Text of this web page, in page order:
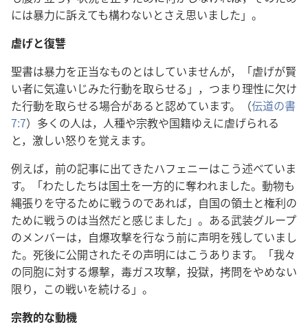
には暴力に訴えても構わないとさえ思いました」。
虐げと復讐
聖書は暴力を正当なものとはしていませんが，「虐げが賢
い者に気違いじみた行動を取らせる」，つまり理性に欠け
た行動を取らせる場合があると認めています。（伝道の書
7:7）多くの人は，人種や宗教や国籍ゆえに虐げられる
と，激しい怒りを覚えます。
例えば，前の記事に出てきたハフェニーはこう述べていま
す。「わたしたちは国土を一方的に奪われました。動物も
縄張りを守るために戦うのであれば，自国の領土と権利の
ために戦うのは当然だと感じました」。ある武装グループ
のメンバーは，自爆攻撃を行なう前に声明を残していまし
た。死後に公開されたその声明にはこうあります。「我々
の同胞に対する爆撃，毒ガス攻撃，投獄，拷問をやめない
限り，この戦いを続ける」。
宗教的な動機